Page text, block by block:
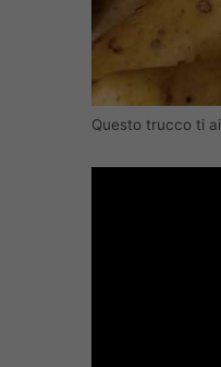
Questo trucco ti